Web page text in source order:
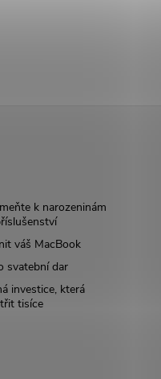
k narozeninám
váš MacBook
svatební dar
investice, která
tisíce